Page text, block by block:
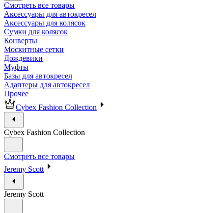
Смотреть все товары
Аксессуары для автокресел
Аксессуары для колясок
Сумки для колясок
Конверты
Москитные сетки
Дождевики
Муфты
Базы для автокресел
Адаптеры для автокресел
Прочее
Cybex Fashion Collection
Cybex Fashion Collection
Смотреть все товары
Jeremy Scott
Jeremy Scott